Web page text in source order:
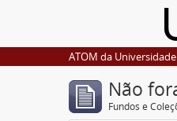
ATOM da
Não
Fundos e